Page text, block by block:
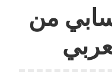
من